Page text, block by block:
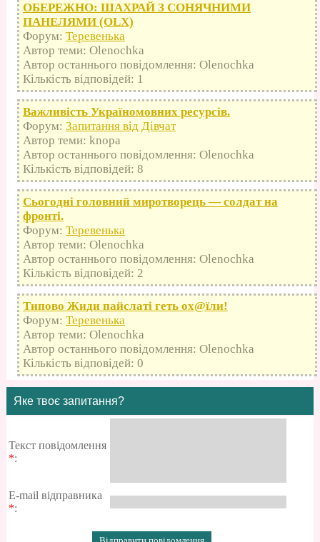
ОБЕРЕЖНО: ШАХРАЙ З СОНЯЧНИМИ
ПАНЕЛЯМИ (OLX)
Форум: Теревенька
Автор теми: Olenochka
Автор останнього повідомлення: Olenochka
Кількість відповідей: 1
Важливість Україномовних ресурсів.
Форум: Запитання від Дівчат
Автор теми: knopa
Автор останнього повідомлення: Olenochka
Кількість відповідей: 8
Сьогодні головний миротворець — солдат на
фронті.
Форум: Теревенька
Автор теми: Olenochka
Автор останнього повідомлення: Olenochka
Кількість відповідей: 2
Типово Жиди пайслаті геть оx@їли!
Форум: Теревенька
Автор теми: Olenochka
Автор останнього повідомлення: Olenochka
Кількість відповідей: 0
Яке твоє запитання?
Текст повідомлення
*:
E-mail відправника
*: